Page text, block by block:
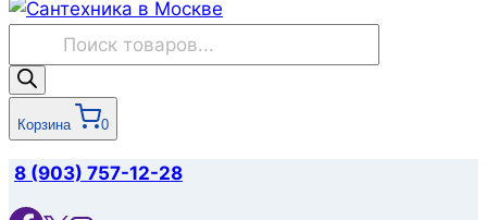
товаров
Корзина 0
8 (903) 757-12-28